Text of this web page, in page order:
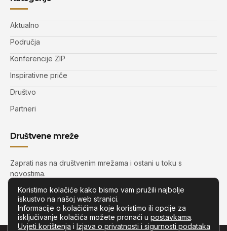
Aktualno
Područja
Konferencije ZIP
Inspirativne priče
Društvo
Partneri
Društvene mreže
Zaprati nas na društvenim mrežama i ostani u toku s
novostima.
Koristimo kolačiće kako bismo vam pružili najbolje
iskustvo na našoj web stranici.
Informacije o kolačićima koje koristimo ili opcije za
isključivanje kolačića možete pronaći u postavkama.
Uvjeti korištenja i Izjava o privatnosti i sigurnosti podataka